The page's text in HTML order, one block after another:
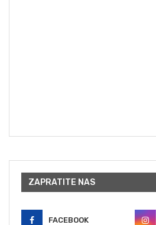
ZAPRATITE NAS
FACEBOOK